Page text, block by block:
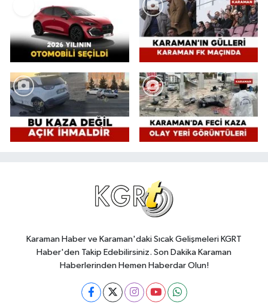
Karaman Haber ve Karaman'daki Sıcak Gelişmeleri KGRT
Haber'den Takip Edebilirsiniz. Son Dakika Karaman
Haberlerinden Hemen Haberdar Olun!